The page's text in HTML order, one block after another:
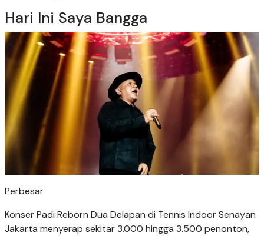
Hari Ini Saya Bangga
Perbesar
Konser Padi Reborn Dua Delapan di Tennis Indoor Senayan
Jakarta menyerap sekitar 3.000 hingga 3.500 penonton,